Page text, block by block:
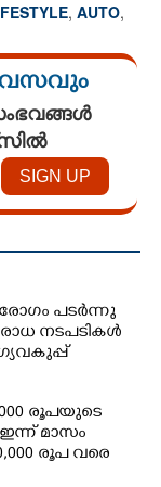
, AUTO,
രോഗം പടർന്നു
നടപടികൾ
രൂപയുടെ
മാസം
രൂപ വരെ